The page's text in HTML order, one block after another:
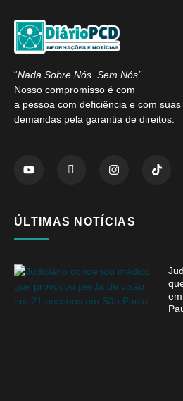
“Nada Sobre Nós. Sem Nós”
Nosso compromisso é com
a pessoa com deficiência e com
demandas pela garantia de direitos.
ÚLTIMAS NOTÍCIAS